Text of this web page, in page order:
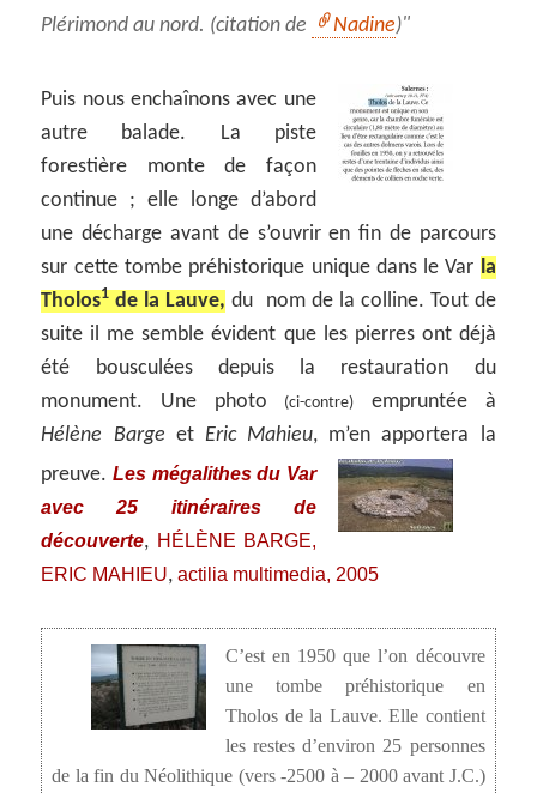
Plérimond au nord. (citation de Nadine)
Puis nous enchaînons avec une
autre balade. La piste
forestière monte de façon
continue ; elle longe d’abord
une décharge avant de s’ouvrir en fin de parcours
sur cette tombe préhistorique unique dans le Var la
Tholos1 de la Lauve, du nom de la colline. Tout de
suite il me semble évident que les pierres ont déjà
été bousculées depuis la restauration du
monument. Une photo
(ci-contre)
empruntée à
Hélène Barge et Eric Mahieu, m’en apportera la
preuve. Les mégalithes du Var
avec 25 itinéraires de
découverte, HÉLÈNE BARGE,
ERIC MAHIEU,actilia multimedia, 2005
C’est en 1950 que l’on découvre
une tombe préhistorique en
Tholos de la Lauve. Elle contient
les restes d’environ 25 personnes
de la fin du Néolithique (vers -2500 à – 2000 avant J.C.)